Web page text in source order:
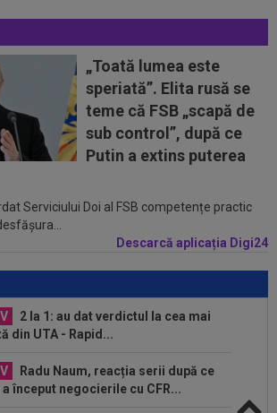
„Toată lumea este
speriată”. Elita rusă se
teme că FSB „scapă de
sub control”, după ce
Putin a extins puterea
Serviciului Doi al FSB competențe practic
Descarcă aplicația Digi24
Rapid a dat lovitura! Victor
transferul: "Foarte bun"
Surpriză! Kevin Ciubotaru a semnat:
această oportunitate”
pe David Popovici înaintea
aurul!”...
Pancu a ”explodat”, după UTA -
Puțin respect nu...
”Îi dau eu lui Gigi unul bun”
2 la 1: au dat verdictul la cea mai
din UTA - Rapid...
Radu Naum, reacția serii după ce
început negocierile cu CFR...